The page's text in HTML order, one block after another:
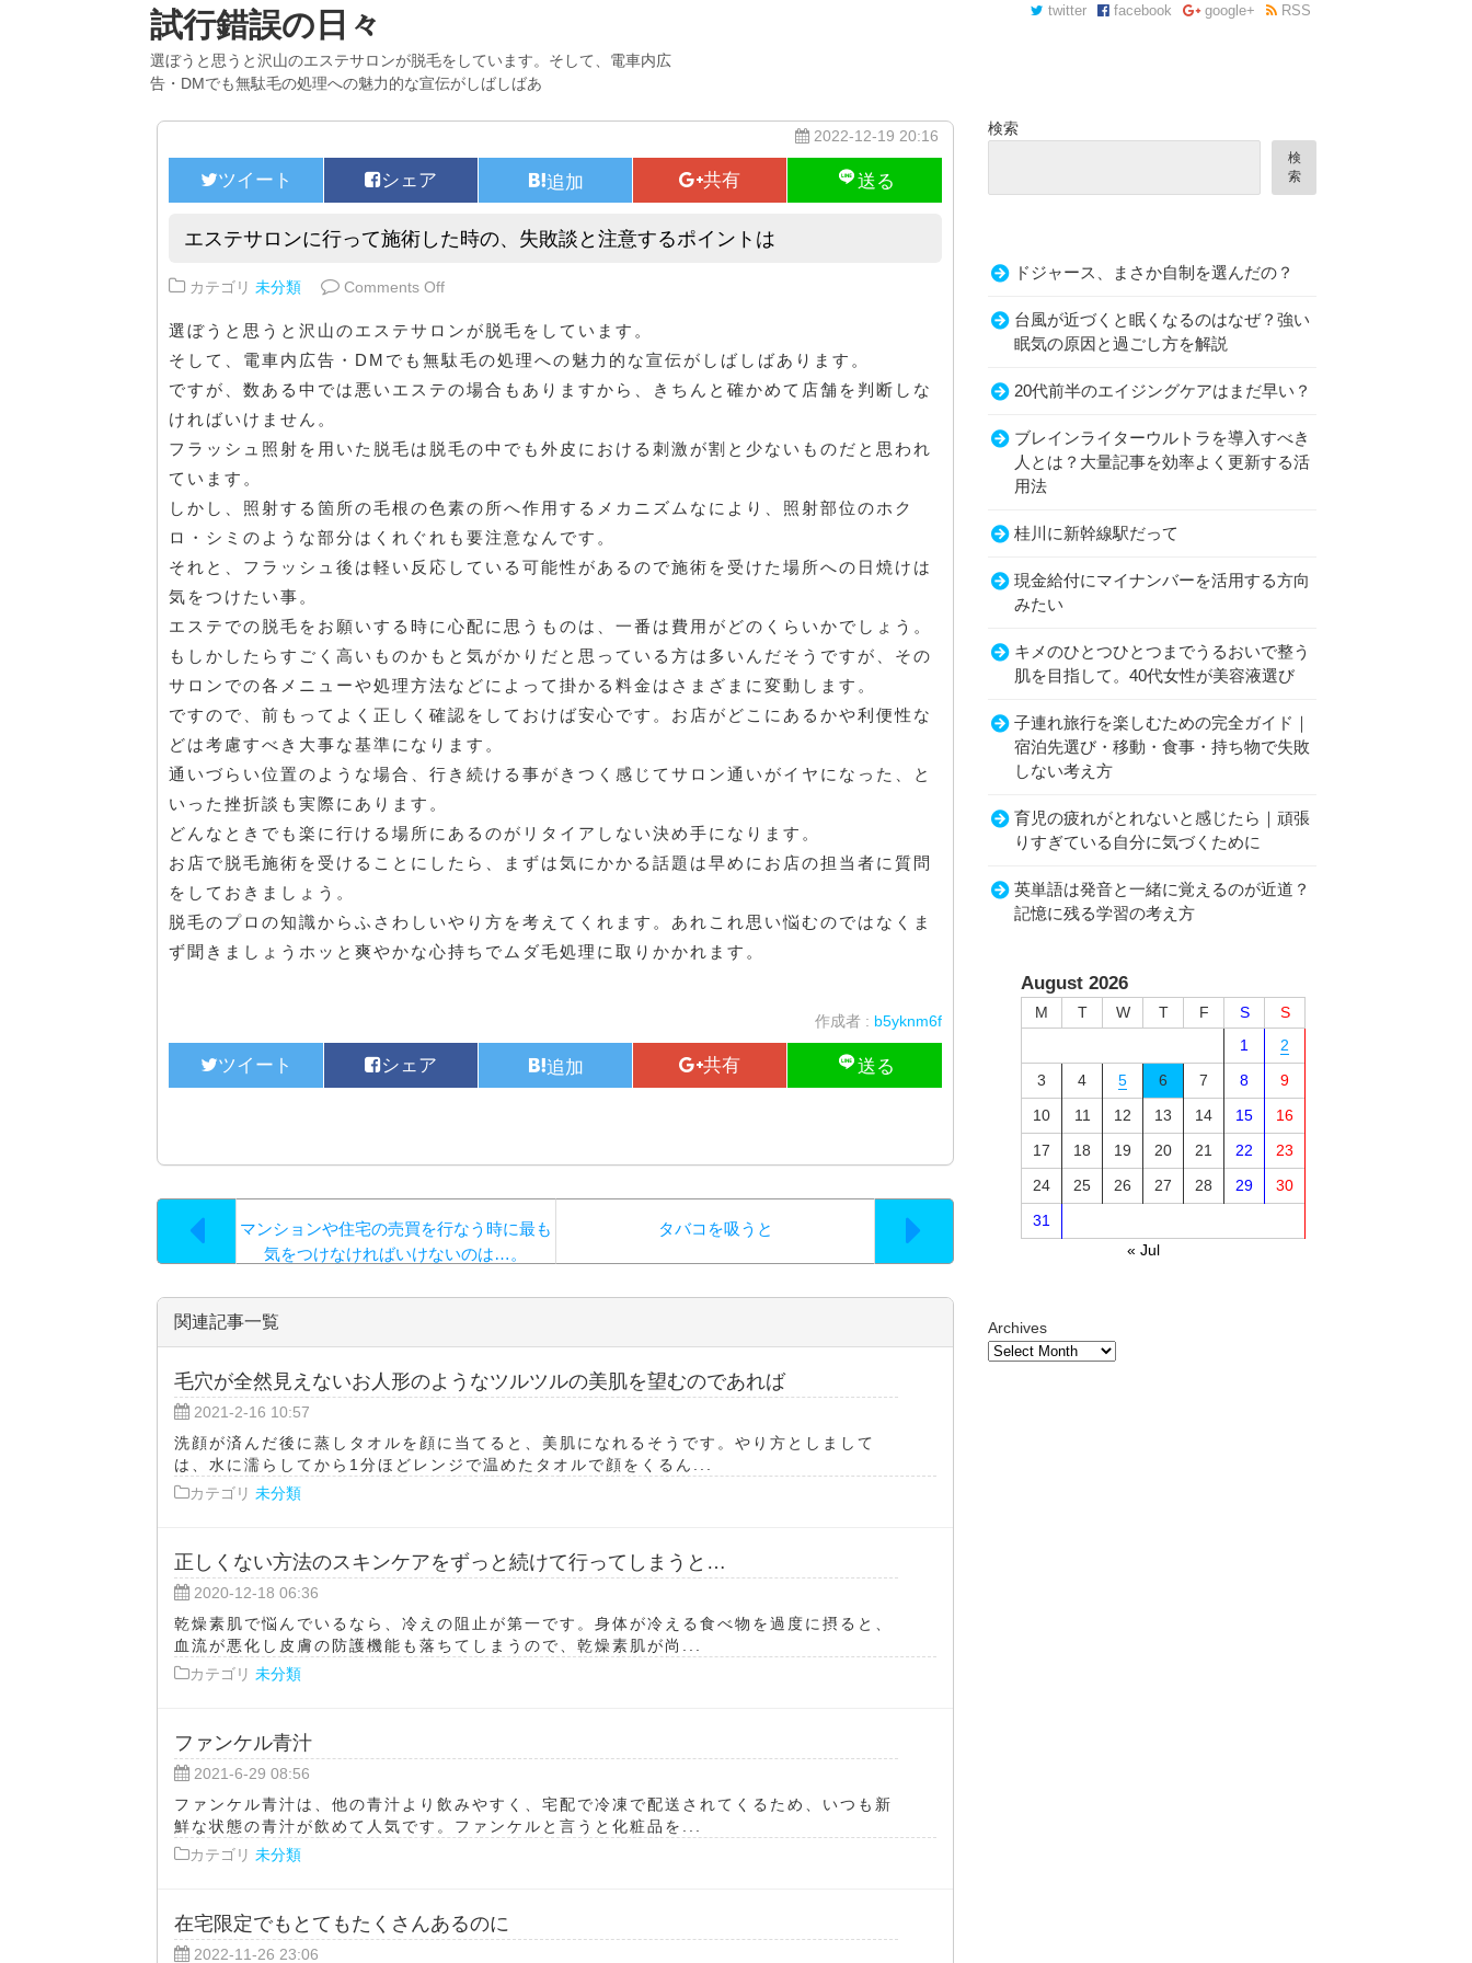
試行錯誤の日々
選ぼうと思うと沢山のエステサロンが脱毛をしています。そして、電車内広
告・DMでも無駄毛の処理への魅力的な宣伝がしばしばあ
twitter facebook google+ RSS
2022-12-19 20:16
エステサロンに行って施術した時の、失敗談と注意するポイントは
カテゴリ 未分類 Comments Offon エステサロンに行って施術した時の、失敗談と注意するポイントは
選ぼうと思うと沢山のエステサロンが脱毛をしています。
そして、電車内広告・DMでも無駄毛の処理への魅力的な宣伝がしばしばあります。
ですが、数ある中では悪いエステの場合もありますから、きちんと確かめて店舗を判断しな
ければいけません。
フラッシュ照射を用いた脱毛は脱毛の中でも外皮における刺激が割と少ないものだと思われ
ています。
しかし、照射する箇所の毛根の色素の所へ作用するメカニズムなにより、照射部位のホク
ロ・シミのような部分はくれぐれも要注意なんです。
それと、フラッシュ後は軽い反応している可能性があるので施術を受けた場所への日焼けは
気をつけたい事。
エステでの脱毛をお願いする時に心配に思うものは、一番は費用がどのくらいかでしょう。
もしかしたらすごく高いものかもと気がかりだと思っている方は多いんだそうですが、その
サロンでの各メニューや処理方法などによって掛かる料金はさまざまに変動します。
ですので、前もってよく正しく確認をしておけば安心です。お店がどこにあるかや利便性な
どは考慮すべき大事な基準になります。
通いづらい位置のような場合、行き続ける事がきつく感じてサロン通いがイヤになった、と
いった挫折談も実際にあります。
どんなときでも楽に行ける場所にあるのがリタイアしない決め手になります。
お店で脱毛施術を受けることにしたら、まずは気にかかる話題は早めにお店の担当者に質問
をしておきましょう。
脱毛のプロの知識からふさわしいやり方を考えてくれます。あれこれ思い悩むのではなくま
ず聞きましょうホッと爽やかな心持ちでムダ毛処理に取りかかれます。
作成者 : b5yknm6f
マンションや住宅の売買を行なう時に最も
気をつけなければいけないのは…。
タバコを吸うと
関連記事一覧
毛穴が全然見えないお人形のようなツルツルの美肌を望むのであれば
2021-2-16 10:57
洗顔が済んだ後に蒸しタオルを顔に当てると、美肌になれるそうです。やり方としまして
は、水に濡らしてから1分ほどレンジで温めたタオルで顔をくるん...
カテゴリ 未分類
正しくない方法のスキンケアをずっと続けて行ってしまうと…
2020-12-18 06:36
乾燥素肌で悩んでいるなら、冷えの阻止が第一です。身体が冷える食べ物を過度に摂ると、
血流が悪化し皮膚の防護機能も落ちてしまうので、乾燥素肌が尚...
カテゴリ 未分類
ファンケル青汁
2021-6-29 08:56
ファンケル青汁は、他の青汁より飲みやすく、宅配で冷凍で配送されてくるため、いつも新
鮮な状態の青汁が飲めて人気です。ファンケルと言うと化粧品を...
カテゴリ 未分類
在宅限定でもとてもたくさんあるのに
2022-11-26 23:06
検索
検
索
ドジャース、まさか自制を選んだの？
台風が近づくと眠くなるのはなぜ？強い
眠気の原因と過ごし方を解説
20代前半のエイジングケアはまだ早い？
ブレインライターウルトラを導入すべき
人とは？大量記事を効率よく更新する活
用法
桂川に新幹線駅だって
現金給付にマイナンバーを活用する方向
みたい
キメのひとつひとつまでうるおいで整う
肌を目指して。40代女性が美容液選び
子連れ旅行を楽しむための完全ガイド｜
宿泊先選び・移動・食事・持ち物で失敗
しない考え方
育児の疲れがとれないと感じたら｜頑張
りすぎている自分に気づくために
英単語は発音と一緒に覚えるのが近道？
記憶に残る学習の考え方
August 2026
M T W T F S
S
1
2
3
4 5 6 7 8
9
10
11 12 13 14 15
16
17
18 19 20 21 22
23
24
25 26 27 28 29
30
31
« Jul
Archives